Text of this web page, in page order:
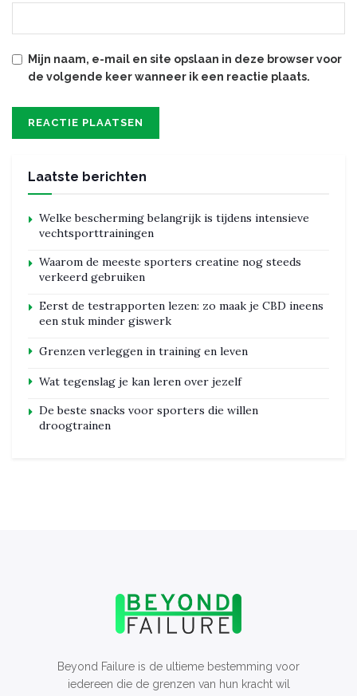
Mijn naam, e-mail en site opslaan in deze browser voor
de volgende keer wanneer ik een reactie plaats.
Laatste berichten
Welke bescherming belangrijk is tijdens intensieve
vechtsporttrainingen
Waarom de meeste sporters creatine nog steeds
verkeerd gebruiken
Eerst de testrapporten lezen: zo maak je CBD ineens
een stuk minder giswerk
Grenzen verleggen in training en leven
Wat tegenslag je kan leren over jezelf
De beste snacks voor sporters die willen
droogtrainen
Beyond Failure is de ultieme bestemming voor
iedereen die de grenzen van hun kracht wil